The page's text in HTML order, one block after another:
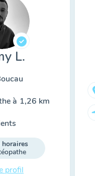
L.
à 1,26 km
profil